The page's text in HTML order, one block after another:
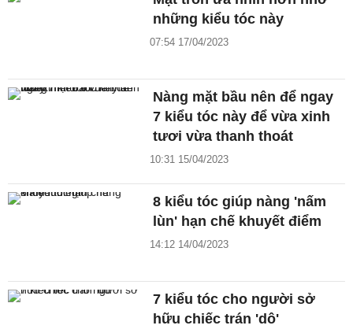
những kiểu tóc này
07:54 17/04/2023
Nàng mặt bầu nên để ngay
7 kiểu tóc này để vừa xinh
tươi vừa thanh thoát
10:31 15/04/2023
8 kiểu tóc giúp nàng 'nấm
lùn' hạn chế khuyết điểm
14:12 14/04/2023
7 kiểu tóc cho người sở
hữu chiếc trán 'dô'